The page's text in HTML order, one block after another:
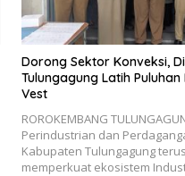
Dorong Sektor Konveksi,
Tulungagung Latih Puluhan
Vest
​ROROKEMBANG
Perindustrian dan
Kabupaten Tulungagung
memperkuat ekosistem